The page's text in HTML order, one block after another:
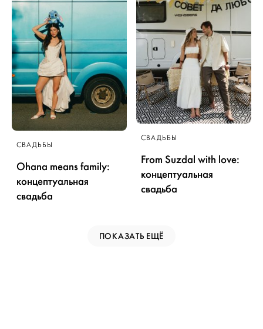
СВАДЬБЫ
From Suzdal with love:
концептуальная
свадьба
СВАДЬБЫ
Ohana means family:
концептуальная
свадьба
ПОКАЗАТЬ ЕЩЁ